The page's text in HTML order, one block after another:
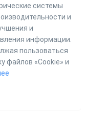
by
системы
и
и
информации.
пользоваться
файлов «Cookie» и